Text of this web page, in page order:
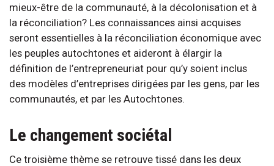
mieux-être de la communauté, à la décolonisation et à
la réconciliation? Les connaissances ainsi acquises
seront essentielles à la réconciliation économique avec
les peuples autochtones et aideront à élargir la
définition de l’entrepreneuriat pour qu’y soient inclus
des modèles d’entreprises dirigées par les gens, par les
communautés, et par les Autochtones.
Le changement sociétal
Ce troisième thème se retrouve tissé dans les deux